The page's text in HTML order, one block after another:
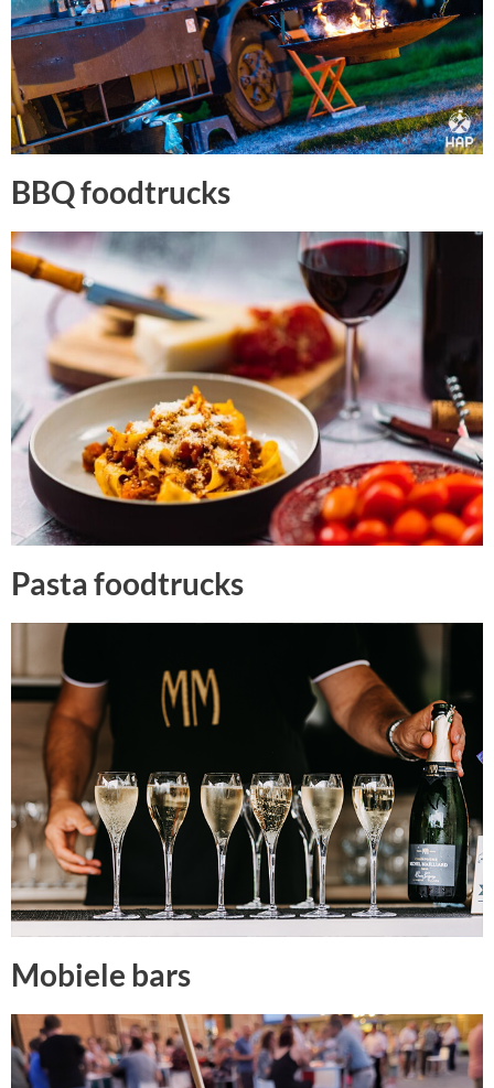
BBQ foodtrucks
Pasta foodtrucks
Mobiele bars